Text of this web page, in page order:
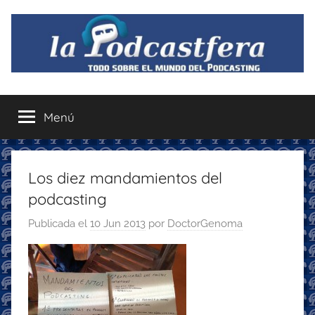
contenido
La
Podcastfera
el
mundo
del
podcasting
recomendaciones
para
podcastfera
Menú
Los diez mandamientos del
podcasting
Publicada el 10 Jun 2013 por DoctorGenoma